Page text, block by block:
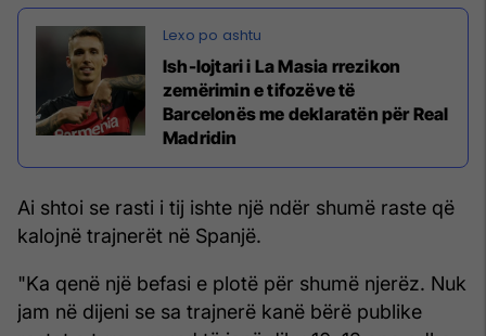
Ish-lojtari i La Masia rrezikon
zemërimin e tifozëve të
Barcelonës me deklaratën për Real
Madridin
Ai shtoi se rasti i tij ishte një ndër shumë raste që
kalojnë trajnerët në Spanjë.
"Ka qenë një befasi e plotë për shumë njerëz. Nuk
jam në dijeni se sa trajnerë kanë bërë publike